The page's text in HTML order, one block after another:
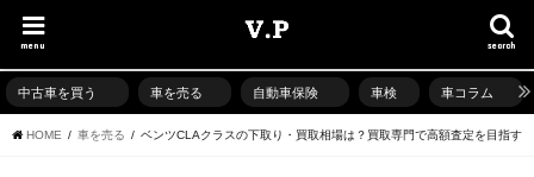
search
menu
中古車を買う 車を売る 自動車保険 車検 車コラム
HOME 車を売る ベンツCLAクラスの下取り・買取相場は？買取専門で高額査定を目指す